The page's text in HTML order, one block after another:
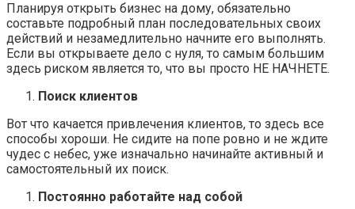
Планируя открыть бизнес на дому, обязательно
составьте подробный план последовательных своих
действий и незамедлительно начните его выполнять.
Если вы открываете дело с нуля, то самым большим
здесь риском является то, что вы просто НЕ НАЧНЕТЕ.
Поиск клиентов
Вот что качается привлечения клиентов, то здесь все
способы хороши. Не сидите на попе ровно и не ждите
чудес с небес, уже изначально начинайте активный и
самостоятельный их поиск.
Постоянно работайте над собой